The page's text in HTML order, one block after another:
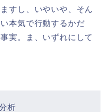
すし、いやいや、そん
本気で行動するかだ
実。ま、いずれにして
析